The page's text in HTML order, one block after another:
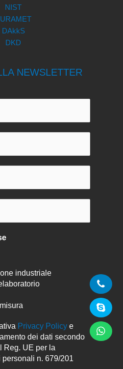
NIST
DAkkS
DKD
NEWSLETTER
industriale
Privacy Policy e
dei dati secondo
Reg. UE per la
n. 679/201